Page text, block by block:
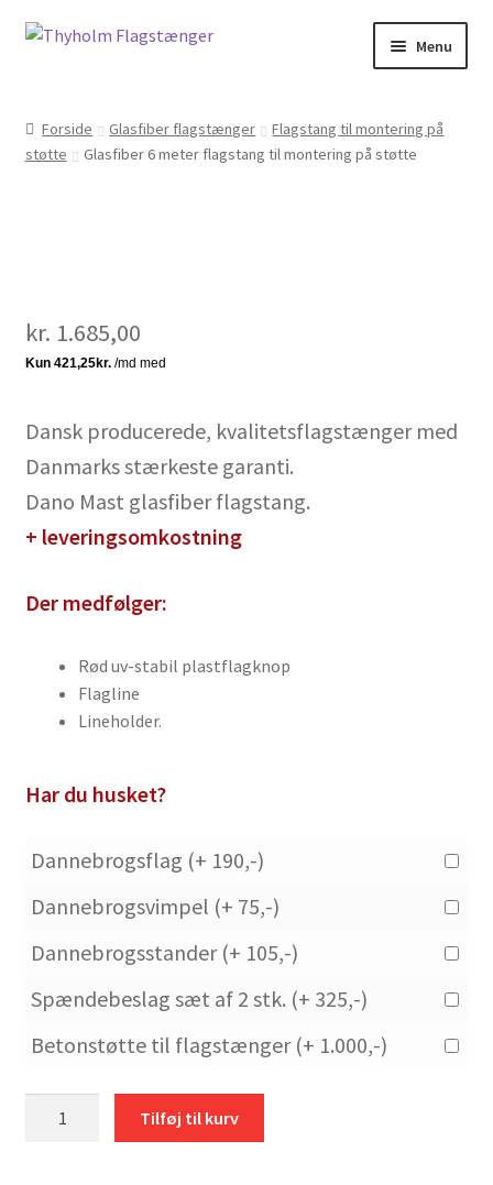
Spring
Spring
Menu
Kasse
Min Konto
Forside Glasfiber flagstænger
Flagstang til montering på
støtte
Glasfiber 6 meter flagstang til montering på støtte
kr. 1.685,00
Dansk producerede, kvalitetsflagstænger med
Danmarks stærkeste garanti.
Dano Mast glasfiber flagstang.
+ leveringsomkostning
Der medfølger:
Rød uv-stabil plastflagknop
Flagline
Lineholder.
Dannebrogsflag (+ 190,-)
Dannebrogsvimpel (+ 75,-)
Dannebrogsstander (+ 105,-)
Spændebeslag sæt af 2 stk. (+ 325,-)
Betonstøtte til flagstænger (+ 1.000,-)
Tilføj til kurv